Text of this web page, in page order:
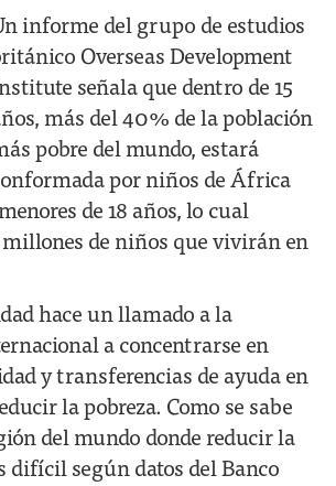
informe del grupo de estudios
Overseas Development
señala que dentro de 15
más del 40% de la población
pobre del mundo, estará
por niños de África
de 18 años, lo cual
de niños que vivirán en
hace un llamado a la
a concentrarse en
y transferencias de ayuda en
la pobreza. Como se sabe
del mundo donde reducir la
difícil según datos del Banco